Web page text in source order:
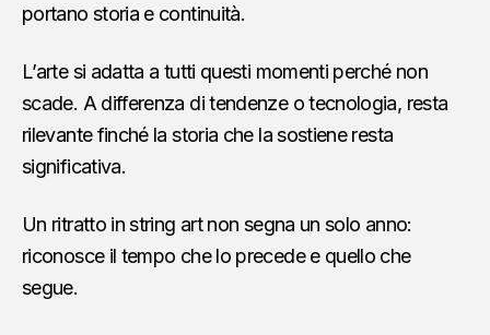
portano storia e continuità.
L’arte si adatta a tutti questi momenti perché non
scade. A differenza di tendenze o tecnologia, resta
rilevante finché la storia che la sostiene resta
significativa.
Un ritratto in string art non segna un solo anno:
riconosce il tempo che lo precede e quello che
segue.